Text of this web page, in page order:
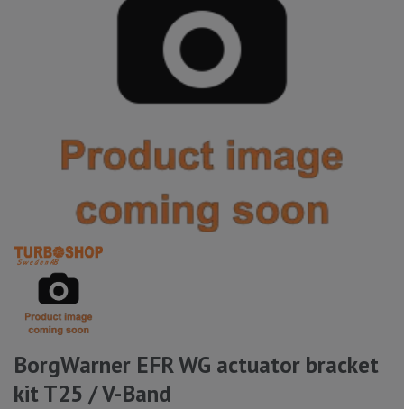
BorgWarner EFR WG actuator bracket
kit T25 / V-Band